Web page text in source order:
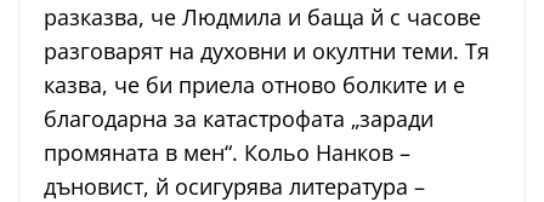
разказва, че Людмила и баща й с часове
разговарят на духовни и окултни теми. Тя
казва, че би приела отново болките и е
благодарна за катастрофата „заради
промяната в мен“. Кольо Нанков –
дъновист, й осигурява литература –